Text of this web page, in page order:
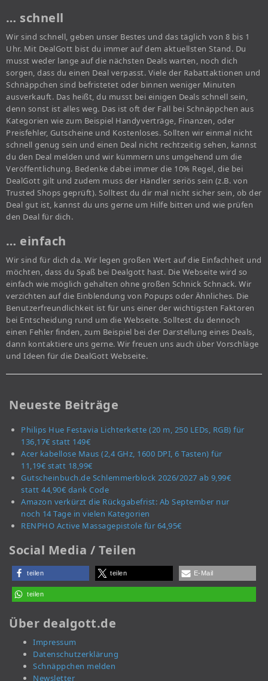
… schnell
Wir sind schnell, geben unser Bestes und das täglich von 8 bis 1
Uhr. Mit DealGott bist du immer auf dem aktuellsten Stand. Du
musst weder lange auf die nächsten Deals warten, noch dich
sorgen, dass du einen Deal verpasst. Viele der Rabattaktionen und
Schnäppchen sind befristetet oder binnen weniger Minuten
ausverkauft. Das heißt, du musst bei einigen Deals schnell sein,
denn sonst ist alles weg. Das ist oft der Fall bei Schnäppchen aus
Kategorien wie zum Beispiel Handyverträge, Finanzen, oder
Preisfehler, Gutscheine und Kostenloses. Sollten wir einmal nicht
schnell genug sein und einen Deal nicht rechtzeitig sehen, kannst
du den Deal melden und wir kümmern uns umgehend um die
Veröffentlichung. Bedenke dabei immer die 10% Regel, die bei
DealGott gilt und zudem muss der Händler seriös sein (z.B. von
Trusted Shops geprüft). Solltest du dir mal nicht sicher sein, ob der
Deal gut ist, kannst du uns gerne um Hilfe bitten und wie prüfen
den Deal für dich.
… einfach
Wir sind für dich da. Wir legen großen Wert auf die Einfachheit und
möchten, dass du Spaß bei Dealgott hast. Die Webseite wird so
einfach wie möglich gehalten ohne großen Schnick Schnack. Wir
verzichten auf die Einblendung von Popups oder Ähnliches. Die
Benutzerfreundlichkeit ist für uns einer der wichtigsten Faktoren
bei Entscheidung rund um die Webseite. Solltest du dennoch
einen Fehler finden, zum Beispiel bei der Darstellung eines Deals,
dann kontaktiere uns gerne. Wir freuen uns auch über Vorschläge
und Ideen für die DealGott Webseite.
Neueste Beiträge
Philips Hue Festavia Lichterkette (20 m, 250 LEDs, RGB) für
136,17€ statt 149€
Acer kabellose Maus (2,4 GHz, 1600 DPI, 6 Tasten) für
11,19€ statt 18,99€
Gutscheinbuch.de Schlemmerblock 2026/2027 ab 9,99€
statt 44,90€ dank Code
Amazon verkürzt die Rückgabefrist: Ab September nur
noch 14 Tage in vielen Kategorien
RENPHO Active Massagepistole für 64,95€
Social Media / Teilen
teilen teilen E-Mail
teilen
Über dealgott.de
Impressum
Datenschutzerklärung
Schnäppchen melden
Newsletter